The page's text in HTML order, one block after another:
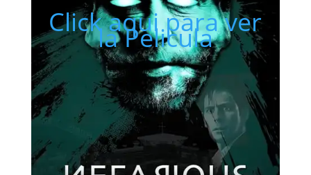
Click aqui para ver
la Pelicula